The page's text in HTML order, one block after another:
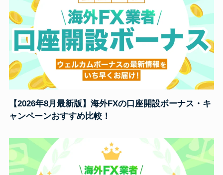
【2026年8月最新版】海外FXの口座開設ボーナス・キ
ャンペーンおすすめ比較！